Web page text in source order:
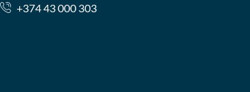
+374 43 000 303